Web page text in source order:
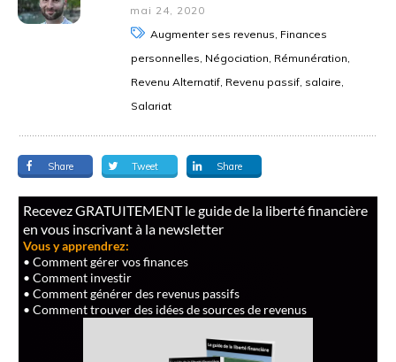
mai 24, 2020
Augmenter ses revenus, Finances
personnelles, Négociation, Rémunération,
Revenu Alternatif, Revenu passif, salaire,
Salariat
Share Tweet Share